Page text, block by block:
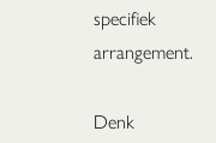
specifiek
arrangement.
Denk